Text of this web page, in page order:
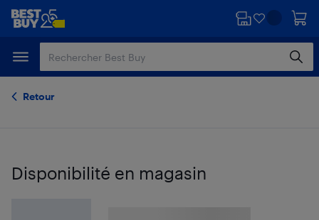
Passer
principal
Passer
Retour
Disponibilité en magasin